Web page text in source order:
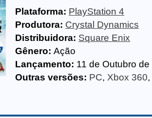
Plataforma: PlayStation 4
Produtora: Crystal Dynamics
Distribuidora: Square Enix
Gênero: Ação
Lançamento: 11 de Outubro de
Outras versões: PC, Xbox 360,